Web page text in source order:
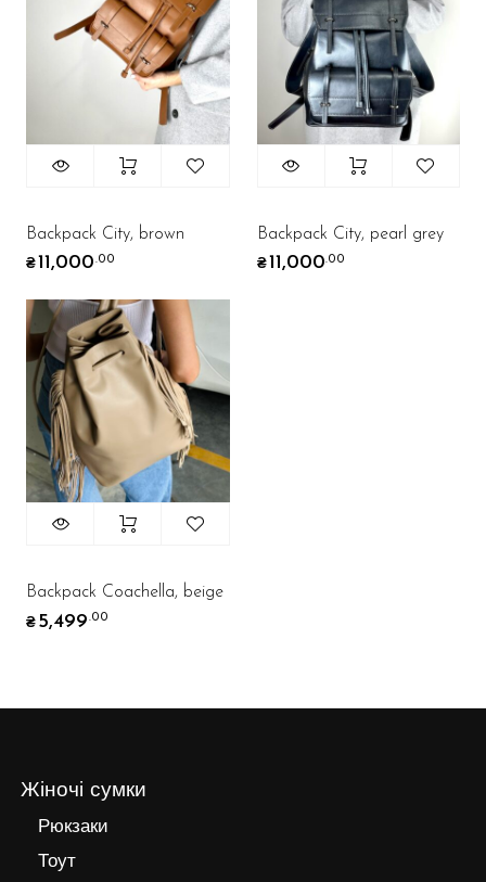
Backpack City, brown
₴11,000.00
Backpack City, pearl grey
₴ 11,000.00
Backpack Coachella, beige
₴ 5,499.00
Жіночі сумки
Рюкзаки
Тоут